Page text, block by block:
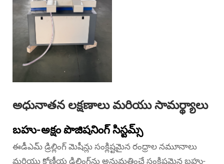
అధునాతన లక్షణాలు మరియు సామర్థ్యాలు
బహు-అక్షం పొజిషనింగ్ సిస్టమ్స్
ఈడీఎమ్ డ్రిల్లింగ్ మెషీన్లు సంక్లిష్టమైన రంధ్రాల నమూనాలు
మరియు కోణీయ డ్రిల్లింగ్‌ను అనుమతించే సంక్లిష్టమైన బహు-